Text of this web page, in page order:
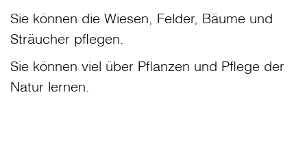
Sie können die Wiesen, Felder, Bäume und
Sträucher pflegen.
Sie können viel über Pflanzen und Pflege der
Natur lernen.